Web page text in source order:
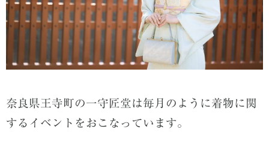
奈良県王寺町の一守匠堂は毎月のように着物に関
するイベントをおこなっています。